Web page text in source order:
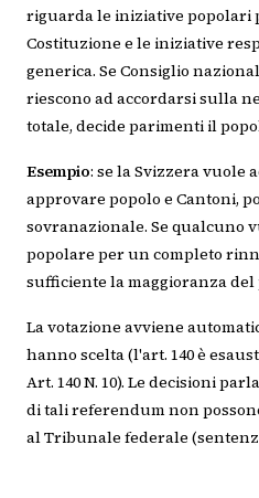
riguarda le iniziative popolari
Costituzione e le iniziative
generica. Se Consiglio
riescono ad accordarsi sulla
totale, decide parimenti il
Esempio: se la Svizzera vuole
approvare popolo e Cantoni,
sovranazionale. Se qualcuno
popolare per un completo
sufficiente la maggioranza del
La votazione avviene
hanno scelta (l'art. 140 è
Art. 140 N. 10). Le decisioni
di tali referendum non
al Tribunale federale (sentenza